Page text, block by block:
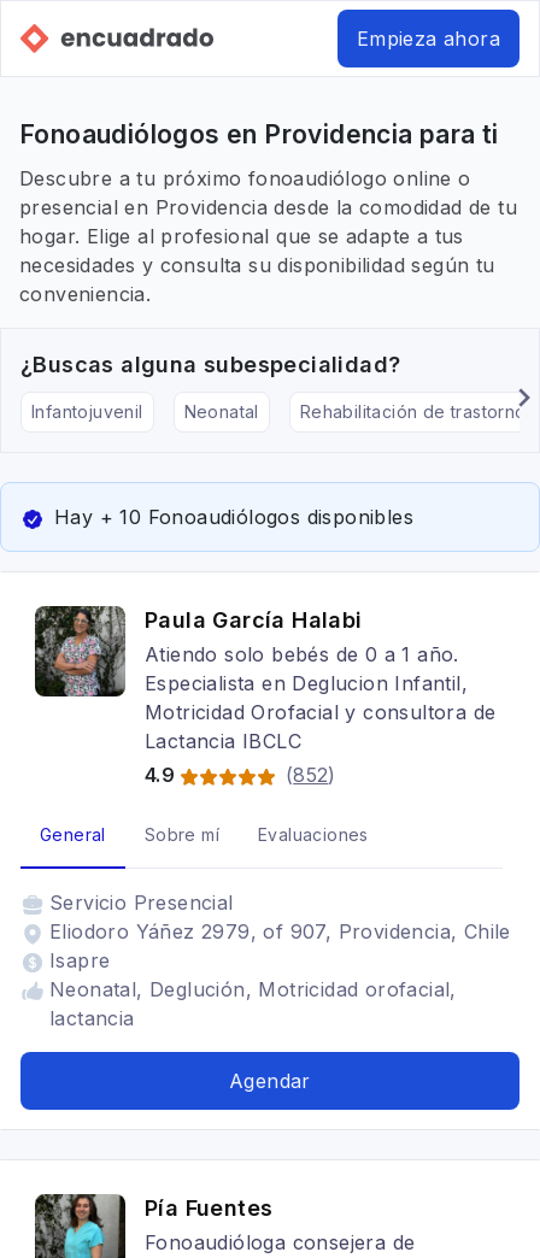
Empieza ahora
Fonoaudiólogos en Providencia para ti
Descubre a tu próximo fonoaudiólogo online o
presencial en Providencia desde la comodidad de tu
hogar. Elige al profesional que se adapte a tus
necesidades y consulta su disponibilidad según tu
conveniencia.
¿Buscas alguna subespecialidad?
Infantojuvenil Neonatal Rehabilitación de
Hay + 10 Fonoaudiólogos disponibles
Paula García Halabi
Atiendo solo bebés de 0 a 1 año.
Especialista en Deglucion Infantil,
Motricidad Orofacial y consultora de
Lactancia IBCLC
4.9
(852)
General Sobre mí Evaluaciones
Servicio Presencial
Eliodoro Yáñez 2979, of 907, Providencia, Chile
Isapre
Neonatal, Deglución, Motricidad orofacial,
lactancia
Agendar
Pía Fuentes
Fonoaudióloga consejera de